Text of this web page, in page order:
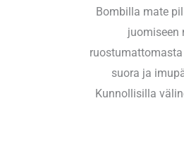
Bombilla mate
juomiseen
suora ja
Kunnollisilla